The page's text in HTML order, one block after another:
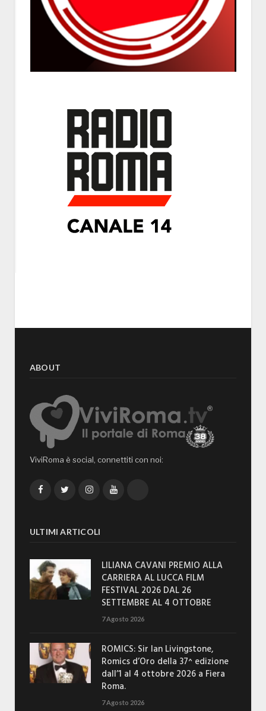
ABOUT
ViviRoma è social, connettiti con noi:
FacebookTwitterInstagramYouTube
ULTIMI ARTICOLI
LILIANA CAVANI PREMIO ALLA
CARRIERA AL LUCCA FILM
FESTIVAL 2026 DAL 26
SETTEMBRE AL 4 OTTOBRE
7 Agosto 2026
ROMICS: Sir Ian Livingstone,
Romics d’Oro della 37^ edizione
dall’1 al 4 ottobre 2026 a Fiera
Roma.
7 Agosto 2026